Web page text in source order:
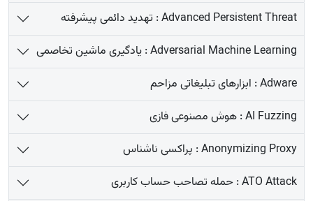
Advanced Persistent Threat : تهدید دائمی پیشرفته
Adversarial Machine Learning : یادگیری ماشین تخاصمی
Adware : ابزارهای تبلیغاتی مزاحم
AI Fuzzing : هوش مصنوعی فازی
Anonymizing Proxy : پراکسی ناشناس
ATO Attack : حمله تصاحب حساب کاربری